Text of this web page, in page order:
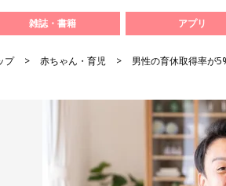
雑誌・書籍 アプリ
プ 赤ちゃん・育児 男性の育休取得率が